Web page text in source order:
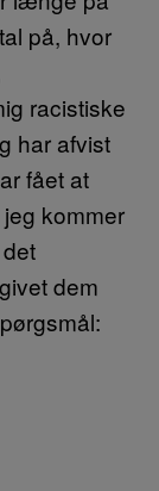
på, hvor
racistiske
har afvist
fået at
kommer
dem